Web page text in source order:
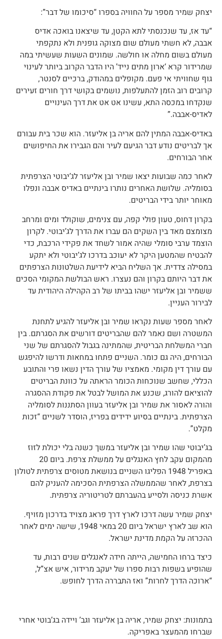
יצחק שמיר מספר על החוויה בספרו “סיכומו של דבר”:
“עד אז, עד שנכנסתי לתא הקטן, עד שיצאנו בואכה אדיס
אבבה, לא חשתי מעולם שום מצוקה גופנית ולא נתקפתי
מעולם בשום מחלה או חולשה. שמונים השעות שעשיתי במה
שמרידור קרא ‘ארון מתים נייד’ היו הדבר הקרוב ביותר לעינוי
גוף שחוויתי אי פעם. מקופלים במהודק, ברכיים לסנטר,
קרובים רוב הזמן להתעלפות, נושמים בקושי דרך חורים זעירים
שנקדחו במכסה התא, עשינו אט אט את דרך העינויים
לאדיס-אבבה.”
באדיס-אבבה המתין להם אריה בן אליעזר. הוא שכר בית עבורם
אך לבריטים נודע דבר הגיעם לעיר והם הגבירו את החיפושים
אחר הבורחים.
לאחר כמה שבועות יצאו שמיר ובן אליעזר לג’יבוטי הצרפתית
בסומליה. שלושת האחרים נותרו בינתיים באדיס אבבה ונפלו
מאוחר יותר בידי הבריטים.
בקרון דחוס, טעון פולי קפה, עם צנימים, שוקולד ומים ומרחב
מצומצם מאד בין השקים הם עברו את הדרך לג’יבוטי. לקרון
הוצמד ערבי סומלי שהיה אמור לשחד את פקידי הרכבת, כדי
להבטיח שהמטען היקר לא יעוכב בדרכו לג’יבוטי ולא יתקע
במסילה צדדית. אך השליח הביא לידיעת השלטונות הצרפתים
את דבר היותם בקרון והם נעצרו. ראש הבולשת המקומי הסכים
ששמיר ובן אליעזר ישהו בביתו של רב הקהילה היהודית עד
לבירור העניין.
לאחר מספר שעות נקראו שמיר ובן אליעזר להגיע לתחנת
המשטרה ושם נאמר להם שהבריטים דורשים את הסגרתם. בין
חברי המשלחת הבריטית, שהמתינה בגבול להסגרתם של שני
הבורחים, היה גם כומר. השניים פתחו במחאות ודרשו להיפגש
עם עורך דין מקומי. מאמציו של עורך הדין נשאו פרי והתובע
הכללי, שחשב שנוכחות הכומר הראתה על כוונת הבריטים
להוציאם להורג, שכנע את המושל לבטל את פקודת ההסגרה
והורה לאסור את שמיר ובן אליעזר בעוון הסתננות לסומליה
הצרפתית. בינתיים בסיוע ידידים בפריז, הוסדר לשניים “זכות
מקלט”.
בג’יבוטי שהו שמיר ובן אליעזר במשך כשנה בלי יכולת לזוז
מהמקום עקב לחץ האנגלים על ממשלת צרפת. ביום 20
באפריל 1948 הפליגו השניים בנושאת מטוסים צרפתית לטולון
בצרפת, לאחר שהממשלה הצרפתית הסכימה להעניק להם
אשרת כניסה ולסייע בהעברתם לטריטוריה צרפתית.
יצחק שמיר עשה דרכו לארץ דרך פראג מצויד בדרכון מזויף.
הוא שב לארץ ישראל ביום 20 במאי 1948, שישה ימים לאחר
ההכרזה על הקמת מדינת ישראל.
כיצד ברחו החמישה, הייתה חידה לאנגלים שנים רבות, עד
שהופיע בשפות רבות ספרו של יעקב מרידור, איש אצ”ל,
“ארוכה הדרך לחרות” ואז התבררה הדרך לחופש.
בתמונות: יצחק שמיר, אריה בן אליעזר וגב’ ויידה בג’בוטי אחרי
שברחו מהמעצר באפריקה.